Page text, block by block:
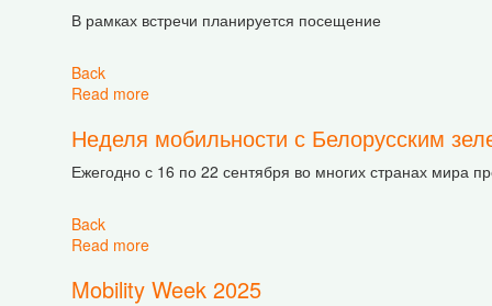
В рамках встречи планируется посещение
Back
Read more
Неделя мобильности с Белорусским
Ежегодно с 16 по 22 сентября во многих странах мира
Back
Read more
Mobility Week 2025